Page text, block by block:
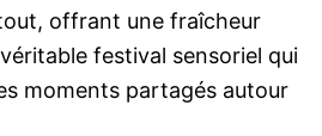
offrant une fraîcheur
festival sensoriel qui
moments partagés autour